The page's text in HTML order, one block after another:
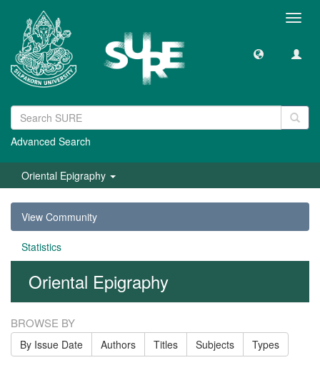
Advanced Search
Oriental Epigraphy
View Community
Statistics
Oriental Epigraphy
BROWSE BY
By Issue Date Authors Titles Subjects Types